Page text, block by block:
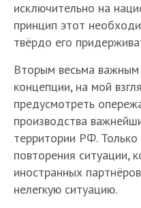
исключительно на
принцип этот
твёрдо его
Вторым весьма
концепции, на мой
предусмотреть
производства
территории РФ.
повторения ситуации,
иностранных
нелегкую ситуацию.